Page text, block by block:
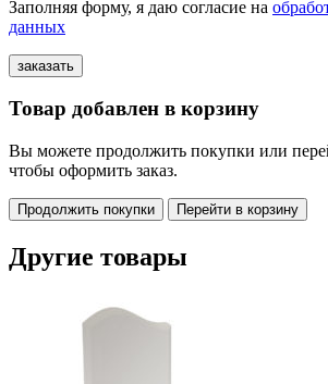
Заполняя форму, я даю согласие на
данных
Товар добавлен в корзину
Вы можете продолжить покупки или
чтобы оформить заказ.
Продолжить покупки Перейти в корзину
Другие товары